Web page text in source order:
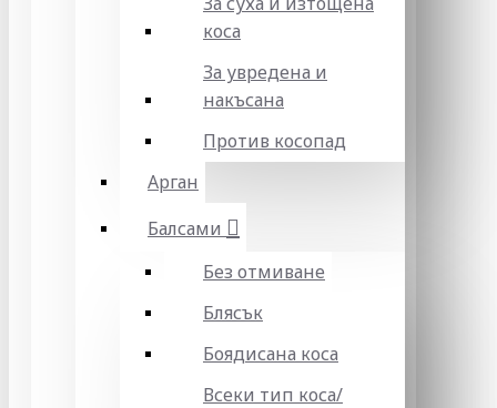
коса
За увредена и
накъсана
Против косопад
Арган
Балсами
Без отмиване
Блясък
Боядисана коса
Всеки тип коса/